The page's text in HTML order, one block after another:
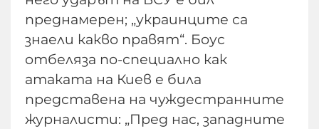
преднамерен; „украинците са
знаели какво правят“. Боус
отбеляза по-специално как
атаката на Киев е била
представена на чуждестранните
журналисти: „Пред нас, западните